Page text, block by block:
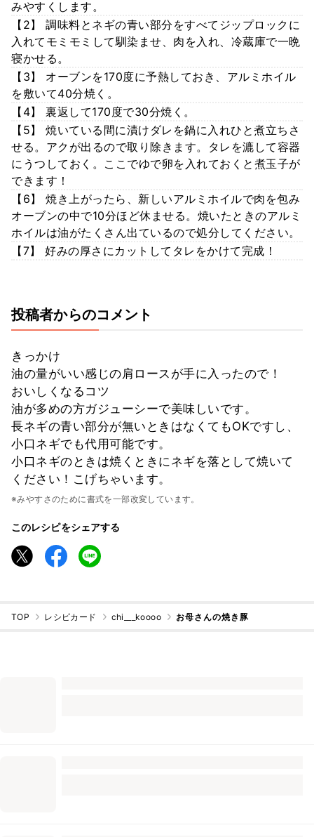
みやすくします。
【2】 調味料とネギの青い部分をすべてジップロックに
入れてモミモミして馴染ませ、肉を入れ、冷蔵庫で一晩
寝かせる。
【3】 オーブンを170度に予熱しておき、アルミホイル
を敷いて40分焼く。
【4】 裏返して170度で30分焼く。
【5】 焼いている間に漬けダレを鍋に入れひと煮立ちさ
せる。アクが出るので取り除きます。タレを漉して容器
にうつしておく。ここでゆで卵を入れておくと煮玉子が
できます！
【6】 焼き上がったら、新しいアルミホイルで肉を包み
オーブンの中で10分ほど休ませる。焼いたときのアルミ
ホイルは油がたくさん出ているので処分してください。
【7】 好みの厚さにカットしてタレをかけて完成！
投稿者からのコメント
きっかけ
油の量がいい感じの肩ロースが手に入ったので！
おいしくなるコツ
油が多めの方ガジューシーで美味しいです。
長ネギの青い部分が無いときはなくてもOKですし、
小口ネギでも代用可能です。
小口ネギのときは焼くときにネギを落として焼いて
ください！こげちゃいます。
※みやすさのために書式を一部改変しています。
このレシピをシェアする
TOP レシピカード chi___koooo お母さんの焼き豚